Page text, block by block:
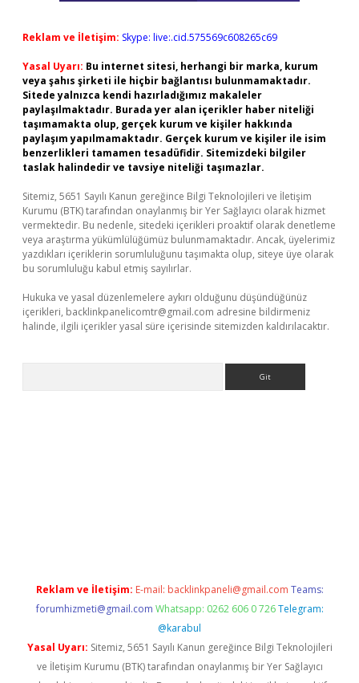
Reklam ve İletişim: Skype: live:.cid.575569c608265c69
Yasal Uyarı: Bu internet sitesi, herhangi bir marka, kurum
veya şahıs şirketi ile hiçbir bağlantısı bulunmamaktadır.
Sitede yalnızca kendi hazırladığımız makaleler
paylaşılmaktadır. Burada yer alan içerikler haber niteliği
taşımamakta olup, gerçek kurum ve kişiler hakkında
paylaşım yapılmamaktadır. Gerçek kurum ve kişiler ile isim
benzerlikleri tamamen tesadüfidir. Sitemizdeki bilgiler
taslak halindedir ve tavsiye niteliği taşımazlar.
Sitemiz, 5651 Sayılı Kanun gereğince Bilgi Teknolojileri ve İletişim
Kurumu (BTK) tarafından onaylanmış bir Yer Sağlayıcı olarak hizmet
vermektedir. Bu nedenle, sitedeki içerikleri proaktif olarak denetleme
veya araştırma yükümlülüğümüz bulunmamaktadır. Ancak, üyelerimiz
yazdıkları içeriklerin sorumluluğunu taşımakta olup, siteye üye olarak
bu sorumluluğu kabul etmiş sayılırlar.
Hukuka ve yasal düzenlemelere aykırı olduğunu düşündüğünüz
içerikleri, backlinkpanelicomtr@gmail.com adresine bildirmeniz
halinde, ilgili içerikler yasal süre içerisinde sitemizden kaldırılacaktır.
Reklam ve İletişim: E-mail: backlinkpaneli@gmail.com Teams:
forumhizmeti@gmail.com Whatsapp: 0262 606 0 726 Telegram:
@karabul
Yasal Uyarı: Sitemiz, 5651 Sayılı Kanun gereğince Bilgi Teknolojileri
ve İletişim Kurumu (BTK) tarafından onaylanmış bir Yer Sağlayıcı